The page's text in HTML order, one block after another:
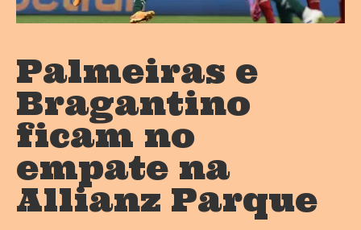
Palmeiras e
Bragantino
ficam no
empate na
Allianz Parque